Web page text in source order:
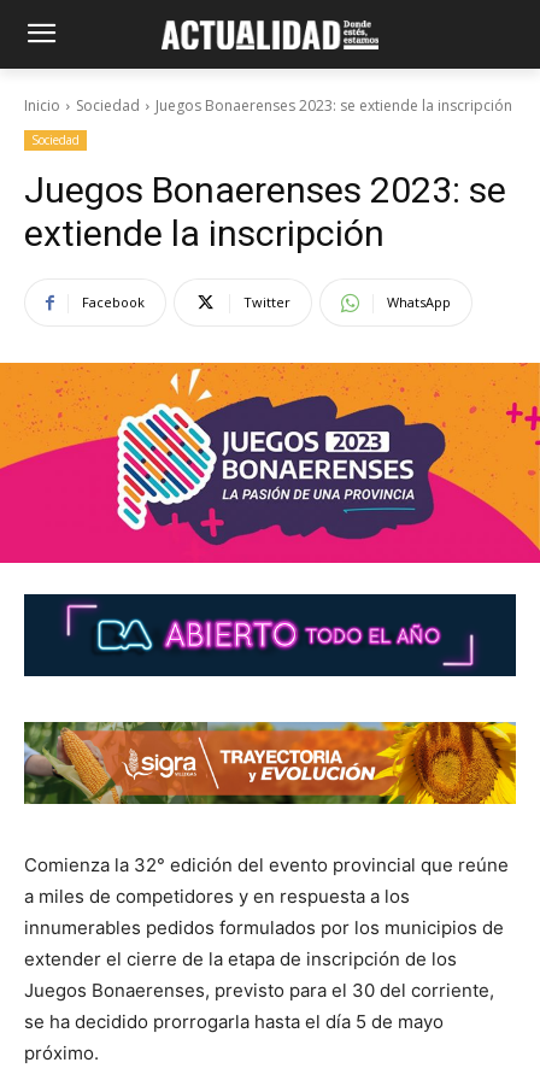
Inicio Sociedad Juegos Bonaerenses 2023: se extiende la inscripción
Sociedad
Juegos Bonaerenses 2023: se
extiende la inscripción
Facebook Twitter WhatsApp
Comienza la 32° edición del evento provincial que reúne
a miles de competidores y en respuesta a los
innumerables pedidos formulados por los municipios de
extender el cierre de la etapa de inscripción de los
Juegos Bonaerenses, previsto para el 30 del corriente,
se ha decidido prorrogarla hasta el día 5 de mayo
próximo.